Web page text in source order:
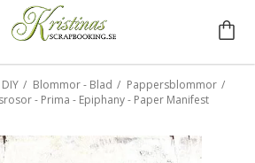
/ Blommor - Blad / Pappersblommor /
- Prima - Epiphany - Paper Manifest